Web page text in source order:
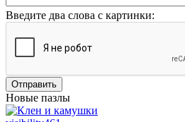
Введите два слова с картинки:
Отправить
Новые пазлы